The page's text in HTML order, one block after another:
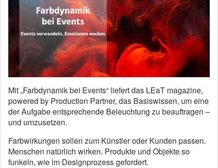
Mit „Farbdynamik bei Events“ liefert das LEaT magazine,
powered by Production Partner, das Basiswissen, um eine
der Aufgabe entsprechende Beleuchtung zu beauftragen –
und umzusetzen.
Farbwirkungen sollen zum Künstler oder Kunden passen.
Menschen natürlich wirken. Produkte und Objekte so
funkeln, wie im Designprozess gefordert.